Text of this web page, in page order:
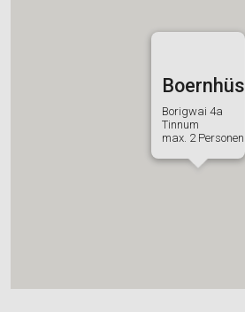
Boernhüs
Borigwai 4a
Tinnum
max. 2 Personen